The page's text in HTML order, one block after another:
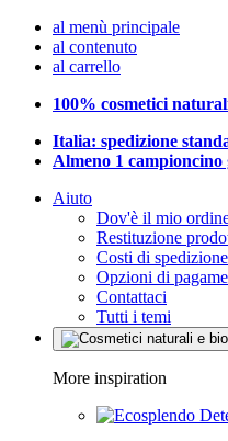
al menù principale
al contenuto
al carrello
100% cosmetici
Italia: spedizione
Almeno 1
Aiuto
Dov'è il mio
Restituzione
Costi di spedizione
Opzioni di
Contattaci
Tutti i temi
More inspiration